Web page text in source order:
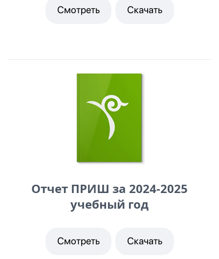
Смотреть Скачать
Отчет ПРИШ за 2024-2025
учебный год
Смотреть Скачать